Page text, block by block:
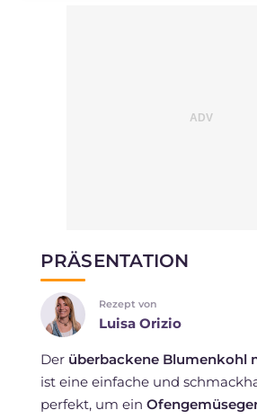
PRÄSENTATION
Rezept von
Luisa Orizio
Der überbackene Blumenkohl
ist eine einfache und
perfekt, um ein